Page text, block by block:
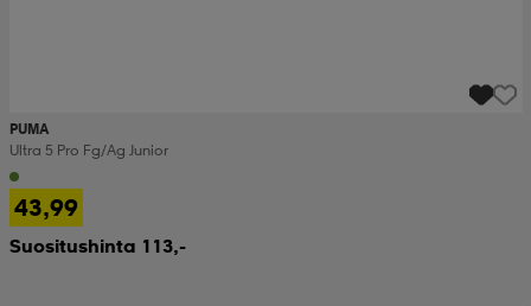
PUMA
Ultra 5 Pro Fg/ag Junior
43,99
Suositushinta 113,-